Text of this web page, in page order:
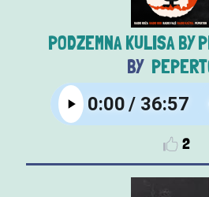
PODZEMNA KULISA BY
2